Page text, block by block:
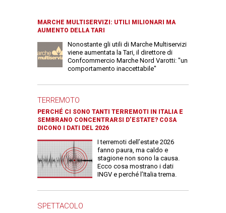
MARCHE MULTISERVIZI: UTILI MILIONARI MA
AUMENTO DELLA TARI
Nonostante gli utili di Marche Multiservizi
viene aumentata la Tari, il direttore di
Confcommercio Marche Nord Varotti: "un
comportamento inaccettabile"
TERREMOTO
PERCHÉ CI SONO TANTI TERREMOTI IN ITALIA E
SEMBRANO CONCENTRARSI D’ESTATE? COSA
DICONO I DATI DEL 2026
I terremoti dell’estate 2026
fanno paura, ma caldo e
stagione non sono la causa.
Ecco cosa mostrano i dati
INGV e perché l’Italia trema.
SPETTACOLO